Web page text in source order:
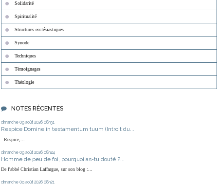
Solidarité
Spiritualité
Structures ecclésiastiques
Synode
Techniques
Témoignages
Théologie
NOTES RÉCENTES
dimanche 09 août 2026 08h31
Respice Domine in testamentum tuum (Introit du...
Respice,...
dimanche 09 août 2026 08h24
Homme de peu de foi, pourquoi as-tu douté ?...
De l'abbé Christian Laffargue, sur son blog :...
dimanche 09 août 2026 08h21